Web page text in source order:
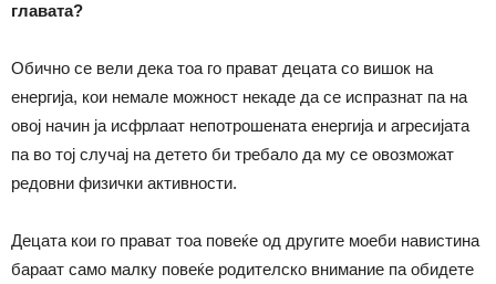
главата?
Обично се вели дека тоа го прават децата со вишок на
енергија, кои немале можност некаде да се испразнат па на
овој начин ја исфрлаат непотрошената енергија и агресијата
па во тој случај на детето би требало да му се овозможат
редовни физички активности.
Децата кои го прават тоа повеќе од другите моеби навистина
бараат само малку повеќе родителско внимание па обидете